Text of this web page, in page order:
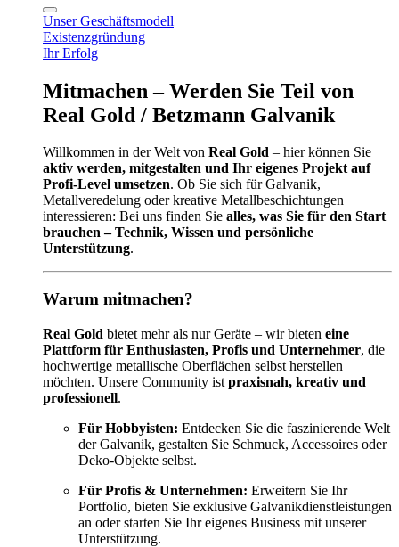
Unser Geschäftsmodell
Existenzgründung
Ihr Erfolg
Mitmachen – Werden Sie Teil von
Real Gold / Betzmann Galvanik
Willkommen in der Welt von Real Gold – hier können Sie
aktiv werden, mitgestalten und Ihr eigenes Projekt auf
Profi-Level umsetzen. Ob Sie sich für Galvanik,
Metallveredelung oder kreative Metallbeschichtungen
interessieren: Bei uns finden Sie alles, was Sie für den Start
brauchen – Technik, Wissen und persönliche
Unterstützung.
Warum mitmachen?
Real Gold bietet mehr als nur Geräte – wir bieten eine
Plattform für Enthusiasten, Profis und Unternehmer, die
hochwertige metallische Oberflächen selbst herstellen
möchten. Unsere Community ist praxisnah, kreativ und
professionell.
Für Hobbyisten: Entdecken Sie die faszinierende Welt
der Galvanik, gestalten Sie Schmuck, Accessoires oder
Deko-Objekte selbst.
Für Profis & Unternehmen: Erweitern Sie Ihr
Portfolio, bieten Sie exklusive Galvanikdienstleistungen
an oder starten Sie Ihr eigenes Business mit unserer
Unterstützung.